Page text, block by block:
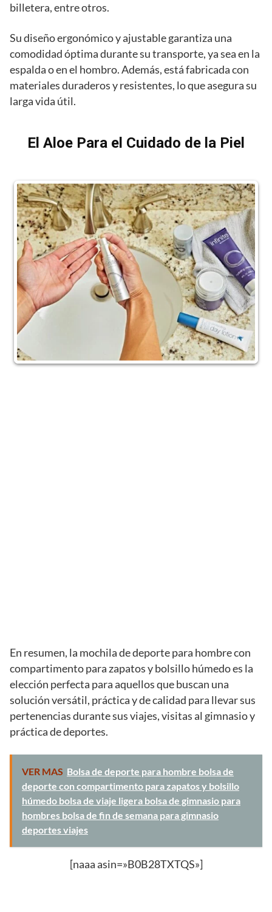
billetera, entre otros.
Su diseño ergonómico y ajustable garantiza una
comodidad óptima durante su transporte, ya sea en la
espalda o en el hombro. Además, está fabricada con
materiales duraderos y resistentes, lo que asegura su
larga vida útil.
El Aloe Para el Cuidado de la Piel
En resumen, la mochila de deporte para hombre con
compartimento para zapatos y bolsillo húmedo es la
elección perfecta para aquellos que buscan una
solución versátil, práctica y de calidad para llevar sus
pertenencias durante sus viajes, visitas al gimnasio y
práctica de deportes.
VER MAS Bolsa de deporte para hombre bolsa de
deporte con compartimento para zapatos y bolsillo
húmedo bolsa de viaje ligera bolsa de gimnasio para
hombres bolsa de fin de semana para gimnasio
deportes viajes
[naaa asin=»B0B28TXTQS»]